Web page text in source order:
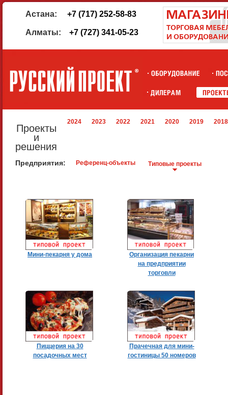
Астана: +7 (717) 252-58-83
Алматы: +7 (727) 341-05-23
Проекты
и
решения
2024 2023 2022 2021 2020 2019 2018
Предприятия: Референц-объекты Типовые проекты
Мини-пекарня у дома
Организация пекарни
на предприятии
торговли
Пиццерия на 30
посадочных мест
Прачечная для мини-
гостиницы 50 номеров